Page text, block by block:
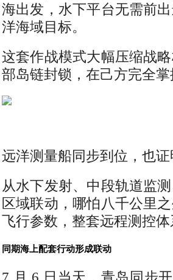
海出发，水下平台无需前
洋海域目标。
这套作战模式大幅压缩战
部岛链封锁，在己方完全
远洋测量船同步到位，也
从水下发射、中段轨道监
区域联动，哪怕八千公里
飞行参数，整套远程测控
同期海上配套行动形成联动